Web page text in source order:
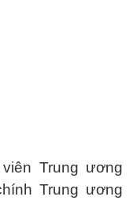
Trung ương
Trung ương